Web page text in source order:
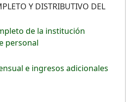
Y DISTRIBUTIVO DEL
de la institución
personal
e ingresos adicionales